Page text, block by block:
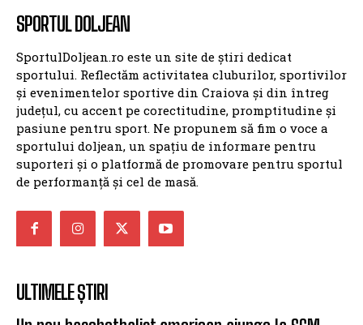
SPORTUL DOLJEAN
SportulDoljean.ro este un site de știri dedicat
sportului. Reflectăm activitatea cluburilor, sportivilor
și evenimentelor sportive din Craiova și din întreg
județul, cu accent pe corectitudine, promptitudine și
pasiune pentru sport. Ne propunem să fim o voce a
sportului doljean, un spațiu de informare pentru
suporteri și o platformă de promovare pentru sportul
de performanță și cel de masă.